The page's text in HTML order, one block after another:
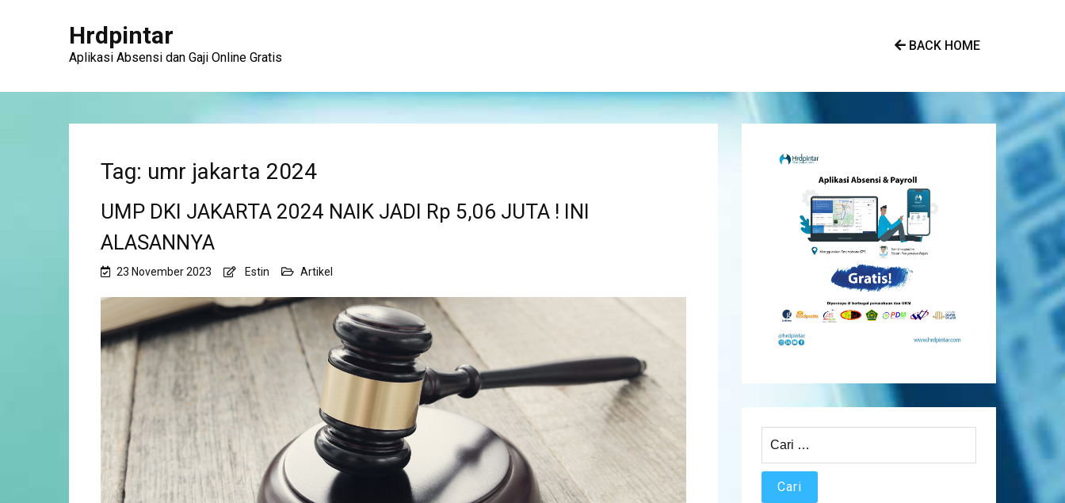
Hrdpintar
Aplikasi Absensi dan Gaji Online Gratis
BACK HOME
Tag: umr jakarta 2024
UMP DKI JAKARTA 2024 NAIK JADI Rp 5,06 JUTA ! INI
ALASANNYA
23 November 2023 Estin Artikel
Cari